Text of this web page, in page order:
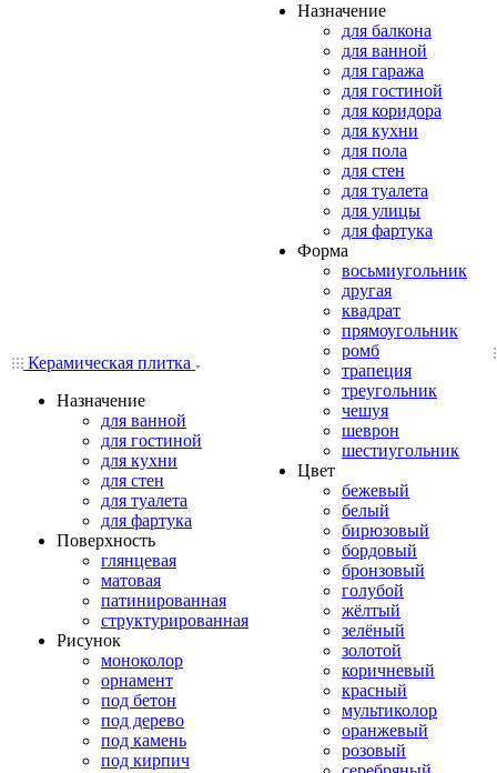
Керамическая плитка
Назначение
для ванной
для гостиной
для кухни
для стен
для туалета
для фартука
Поверхность
глянцевая
матовая
патинированная
структурированная
Рисунок
моноколор
орнамент
под бетон
под дерево
под камень
под кирпич
Назначение
для балкона
для ванной
для гаража
для гостиной
для коридора
для кухни
для пола
для стен
для туалета
для улицы
для фартука
Форма
восьмиугольник
другая
квадрат
прямоугольник
ромб
трапеция
треугольник
чешуя
шеврон
шестиугольник
Цвет
бежевый
белый
бирюзовый
бордовый
бронзовый
голубой
жёлтый
зелёный
золотой
коричневый
красный
мультиколор
оранжевый
розовый